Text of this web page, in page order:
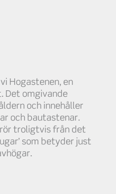
Hogastenen, en
Det omgivande
och innehåller
och bautastenar.
troligtvis från det
som betyder just